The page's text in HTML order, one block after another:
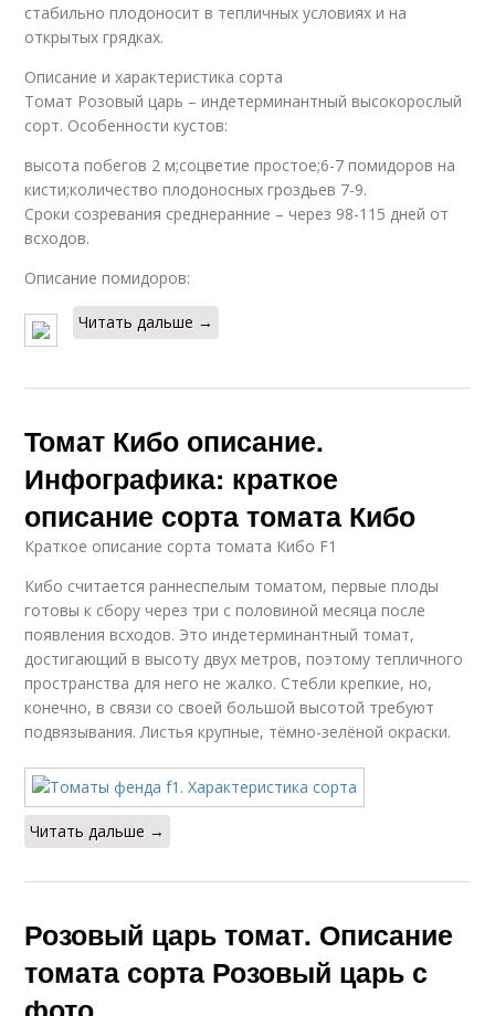
стабильно плодоносит в тепличных условиях и на
открытых грядках.
Описание и характеристика сорта
Томат Розовый царь – индетерминантный высокорослый
сорт. Особенности кустов:
высота побегов 2 м;соцветие простое;6-7 помидоров на
кисти;количество плодоносных гроздьев 7-9.
Сроки созревания среднеранние – через 98-115 дней от
всходов.
Описание помидоров:
Читать дальше →
Томат Кибо описание.
Инфографика: краткое
описание сорта томата Кибо
Краткое описание сорта томата Кибо F1
Кибо считается раннеспелым томатом, первые плоды
готовы к сбору через три с половиной месяца после
появления всходов. Это индетерминантный томат,
достигающий в высоту двух метров, поэтому тепличного
пространства для него не жалко. Стебли крепкие, но,
конечно, в связи со своей большой высотой требуют
подвязывания. Листья крупные, тёмно-зелёной окраски.
Читать дальше →
Розовый царь томат. Описание
томата сорта Розовый царь с